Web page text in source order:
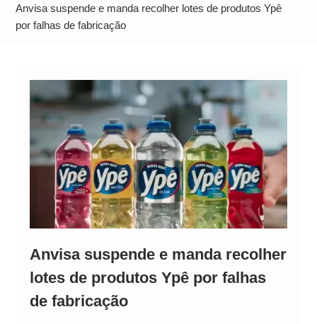
Alto
Anvisa suspende e manda recolher lotes de produtos Ypê
por falhas de fabricação
Anvisa suspende e manda recolher
lotes de produtos Ypê por falhas
de fabricação